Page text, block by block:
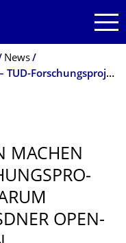
News
„Verwaltungsdaten machen Spaß“ – TUD-Forschungsprojekt untersucht, warum Menschen das Dresdner Open-Data-Portal nutzen
MACHEN
M
OPEN-D